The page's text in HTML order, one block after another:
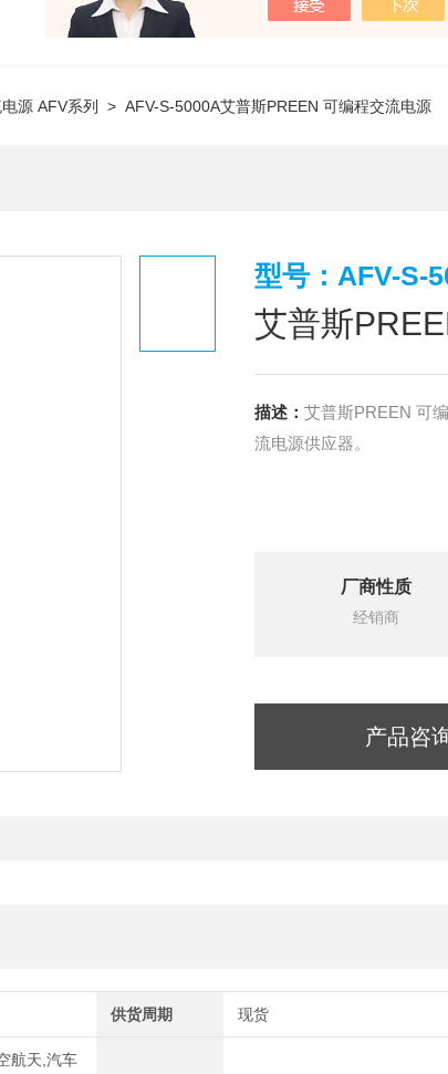
源 AFV系列 > AFV-S-5000A艾普斯PREEN 可编程交流电源
型号：AFV-S-
艾普斯
描述： 艾普斯PREEN 可
流电源供应器。
厂商性质
经销商
产品咨
供货周期 现货
航天,汽车